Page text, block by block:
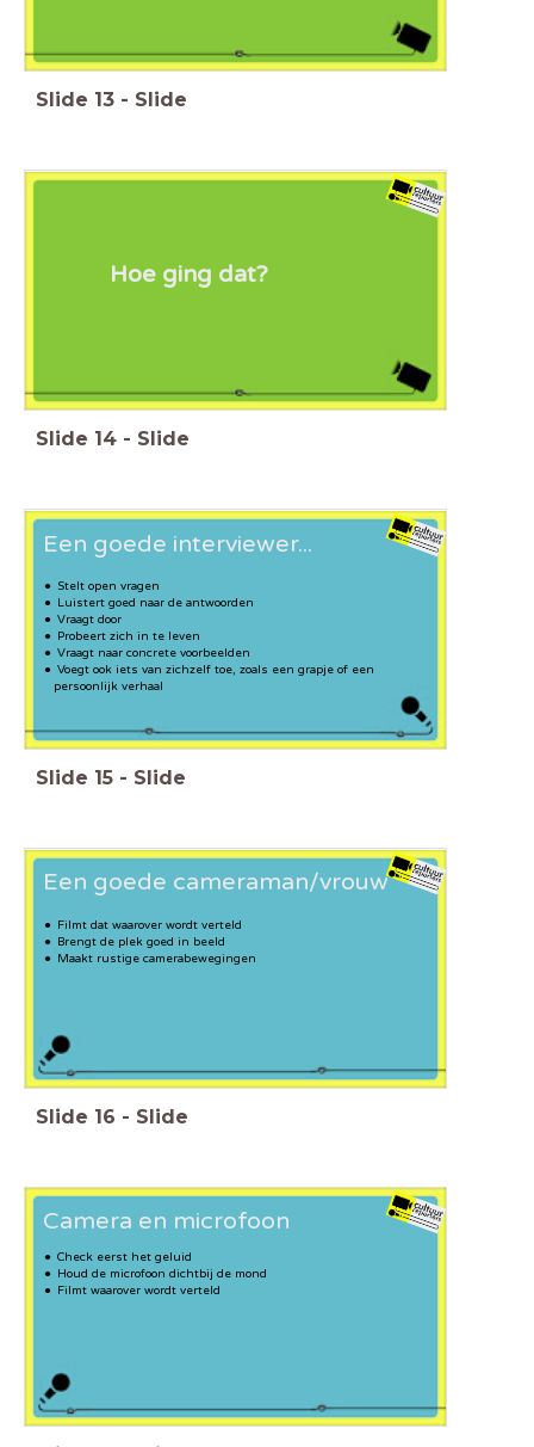
Slide 13 - Slide
Hoe ging dat?
Slide 14 - Slide
Stelt open vragen
Luistert goed naar de antwoorden
Vraagt door
Probeert zich in te leven
Vraagt naar concrete voorbeelden
Voegt ook iets van zichzelf toe, zoals een grapje of een
persoonlijk verhaal
Een goede interviewer...
Slide 15 - Slide
Filmt dat waarover wordt verteld
Brengt de plek goed in beeld
Maakt rustige camerabewegingen
Een goede cameraman/vrouw
Slide 16 - Slide
Camera en microfoon
Check eerst het geluid
Houd de microfoon dichtbij de mond
Filmt waarover wordt verteld